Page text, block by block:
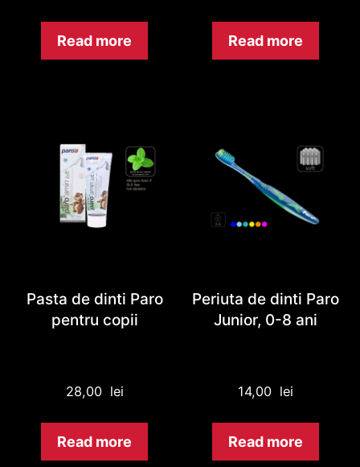
Read more Read more
Pasta de dinti Paro
pentru copii
28,00 lei
Read more
Periuta de dinti Paro
Junior, 0-8 ani
14,00 lei
Read more